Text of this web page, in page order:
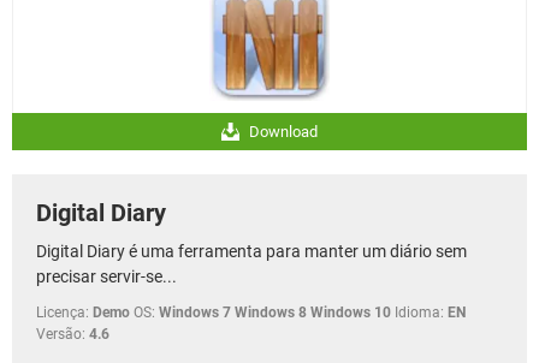
Download
Digital Diary
Digital Diary é uma ferramenta para manter um diário sem
precisar servir-se...
Licença: Demo OS: Windows 7 Windows 8 Windows 10 Idioma: EN
Versão: 4.6